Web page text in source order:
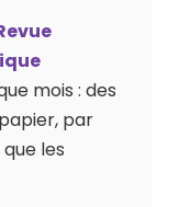
mois : des
par
les